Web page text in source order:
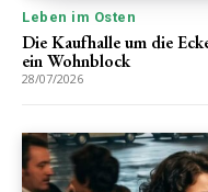
Leben im Osten
Die Kaufhalle um die
ein Wohnblock
28/07/2026